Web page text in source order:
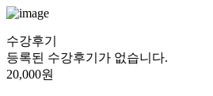
수강후기
등록된 수강후기가 없습니다.
20,000원